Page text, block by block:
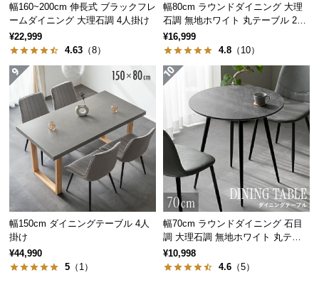
い
て
品・
キ
ャ
ン
セ
ル
に
て
保
証
広いスペースが必要 省スペースでスッキリ
天然木の質感が美しいデザイン
天然木の風合いとあたたかみを感じる天板。素材感
にこだわった突板製法で仕上げています。
幅160~200cm 伸長式 ブラックフレ
ームダイニング 大理石調 4人掛け
¥22,999
4.63 （8）
幅80cm ラウンドダイニング 大理
石調 無地ホワイト 丸テーブル 2人
掛け
¥16,999
4.8 （10）
幅150cm ダイニングテーブル 4人
掛け
¥44,990
5 （1）
幅70cm ラウンドダイニング 石目
調 大理石調 無地ホワイト 丸テー
ブル 2人掛け
¥10,998
4.6 （5）